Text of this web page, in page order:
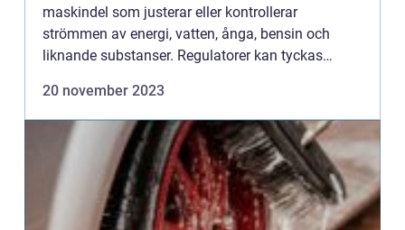
maskindel som justerar eller kontrollerar
strömmen av energi, vatten, ånga, bensin och
liknande substanser. Regulatorer kan tyckas
20 november 2023